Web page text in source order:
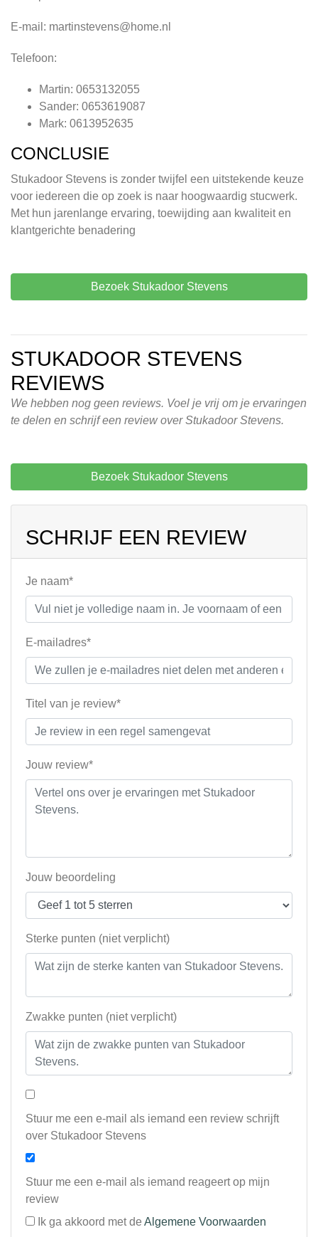
E-mail: martinstevens@home.nl
Telefoon:
Martin: 0653132055
Sander: 0653619087
Mark: 0613952635
CONCLUSIE
Stukadoor Stevens is zonder twijfel een uitstekende keuze
voor iedereen die op zoek is naar hoogwaardig stucwerk.
Met hun jarenlange ervaring, toewijding aan kwaliteit en
klantgerichte benadering
Bezoek Stukadoor Stevens
STUKADOOR STEVENS
REVIEWS
We hebben nog geen reviews. Voel je vrij om je ervaringen
te delen en schrijf een review over Stukadoor Stevens.
Bezoek Stukadoor Stevens
SCHRIJF EEN REVIEW
Je naam*
E-mailadres*
Titel van je review*
Jouw review*
Jouw beoordeling
Sterke punten (niet verplicht)
Zwakke punten (niet verplicht)
Stuur me een e-mail als iemand een review schrijft
over Stukadoor Stevens
Stuur me een e-mail als iemand reageert op mijn
review
Ik ga akkoord met de Algemene Voorwaarden